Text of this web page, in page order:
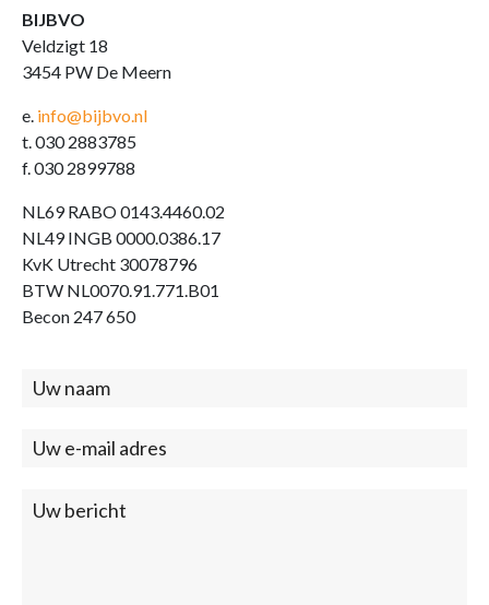
BIJBVO
Veldzigt 18
3454 PW De Meern
e. info@bijbvo.nl
t. 030 2883785
f. 030 2899788
NL69 RABO 0143.4460.02
NL49 INGB 0000.0386.17
KvK Utrecht 30078796
BTW NL0070.91.771.B01
Becon 247 650
Contact